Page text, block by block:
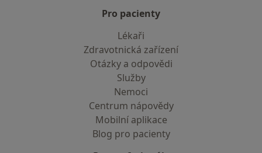
Pro pacienty
Lékaři
Zdravotnická zařízení
Otázky a odpovědi
Služby
Nemoci
Centrum nápovědy
Mobilní aplikace
Blog pro pacienty